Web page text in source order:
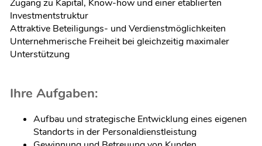
Zugang zu Kapital, Know-how und einer etablierten
Investmentstruktur
Attraktive Beteiligungs- und Verdienstmöglichkeiten
Unternehmerische Freiheit bei gleichzeitig maximaler
Unterstützung
Ihre Aufgaben:
Aufbau und strategische Entwicklung eines eigenen
Standorts in der Personaldienstleistung